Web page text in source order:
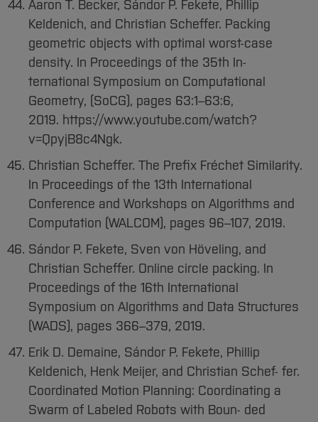
Aaron T. Becker, Sándor P. Fekete, Phillip
Keldenich, and Christian Scheffer. Packing
geometric objects with optimal worst-case
density. In Proceedings of the 35th In-
ternational Symposium on Computational
Geometry, (SoCG), pages 63:1–63:6,
2019. https://www.youtube.com/watch?
v=QpyjB8c4Ngk.
Christian Scheffer. The Prefix Fréchet Similarity.
In Proceedings of the 13th International
Conference and Workshops on Algorithms and
Computation (WALCOM), pages 96–107, 2019.
Sándor P. Fekete, Sven von Höveling, and
Christian Scheffer. Online circle packing. In
Proceedings of the 16th International
Symposium on Algorithms and Data Structures
(WADS), pages 366–379, 2019.
Erik D. Demaine, Sándor P. Fekete, Phillip
Keldenich, Henk Meijer, and Christian Schef- fer.
Coordinated Motion Planning: Coordinating a
Swarm of Labeled Robots with Boun- ded